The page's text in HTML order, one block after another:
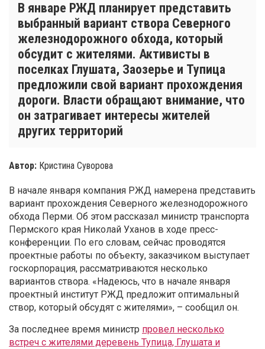
В январе РЖД планирует представить
выбранный вариант створа Северного
железнодорожного обхода, который
обсудит с жителями. Активисты в
поселках Глушата, Заозерье и Тупица
предложили свой вариант прохождения
дороги. Власти обращают внимание, что
он затрагивает интересы жителей
других территорий
Автор: Кристина Суворова
В начале января компания РЖД намерена представить
вариант прохождения Северного железнодорожного
обхода Перми. Об этом рассказал министр транспорта
Пермского края Николай Уханов в ходе пресс-
конференции. По его словам, сейчас проводятся
проектные работы по объекту, заказчиком выступает
госкорпорация, рассматриваются несколько
вариантов створа. «Надеюсь, что в начале января
проектный институт РЖД предложит оптимальный
створ, который обсудят с жителями», – сообщил он.
За последнее время министр провел несколько
встреч с жителями деревень Тупица, Глушата и